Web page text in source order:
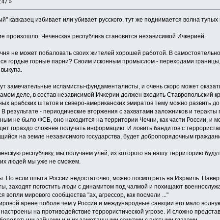
»
кавказец избивает или убивает русского, тут же поднимается волна
произошло. Чеченская республика становится независимой Ичкерией.
не может побаловать своих жителей хорошей работой. В
гордые горные парни? Своим исконным промыслом - переходами
замечательные исламисты-фундаменталисты, и очень скоро может
деле, в состав независимой Ичкерии должен входить Ставропольский
арабских штатов и северо-американских эмиратов тему можно развить
результате - периодические вторжения с захватами заложников и
не было ФСБ, оно находится на территории Чечни, как части России, и
гораздо сложнее получать информацию. И ловить бандитов с
на земле независимого государства, будет добропорядочным
республику, мы получаем улей, из которого на нашу территорию
людей мы уже не сможем.
Но если опыта России недостаточно, можно посмотреть на Израиль.
заходят погостить люди с динамитом под чалмой и похищают
вопли мирового сообщества "ах, агрессор, как посмели ..."
арене поболе чем у России и международные санкции его мало
на противодействие террористической угрозе. И сложно